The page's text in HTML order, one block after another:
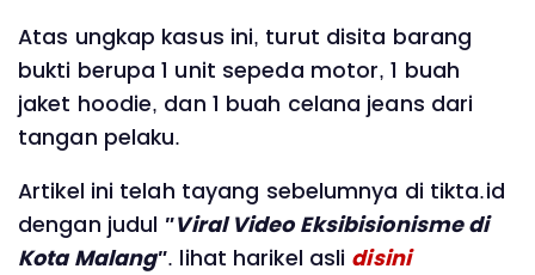
Atas ungkap kasus ini, turut disita barang
bukti berupa 1 unit sepeda motor, 1 buah
jaket hoodie, dan 1 buah celana jeans dari
tangan pelaku.
Artikel ini telah tayang sebelumnya di tikta.id
dengan judul "Viral Video Eksibisionisme di
Kota Malang". lihat harikel asli disini